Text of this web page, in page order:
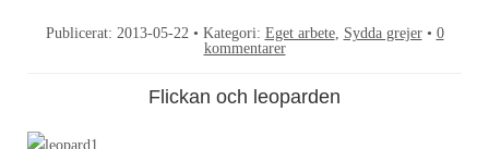
Publicerat: 2013-05-22• Kategori: Eget arbete, Sydda grejer• 0
kommentarer
Flickan och leoparden